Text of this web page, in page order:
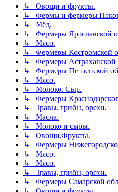
↳ Овощи и фрукты.
↳ Фермы и фермеры
↳ Мёд.
↳ Фермеры Ярославской
↳ Мясо.
↳ Фермеры Костромской
↳ Фермеры Астраханской
↳ Фермеры Пензенской
↳ Мясо.
↳ Молоко. Сыр.
↳ Фермеры
↳ Травы, грибы, орехи.
↳ Масла.
↳ Молоко и сыры.
↳ Овощи.Фрукты.
↳ Фермеры
↳ Мясо.
↳ Мясо.
↳ Травы, грибы, орехи.
↳ Фермеры Самарской